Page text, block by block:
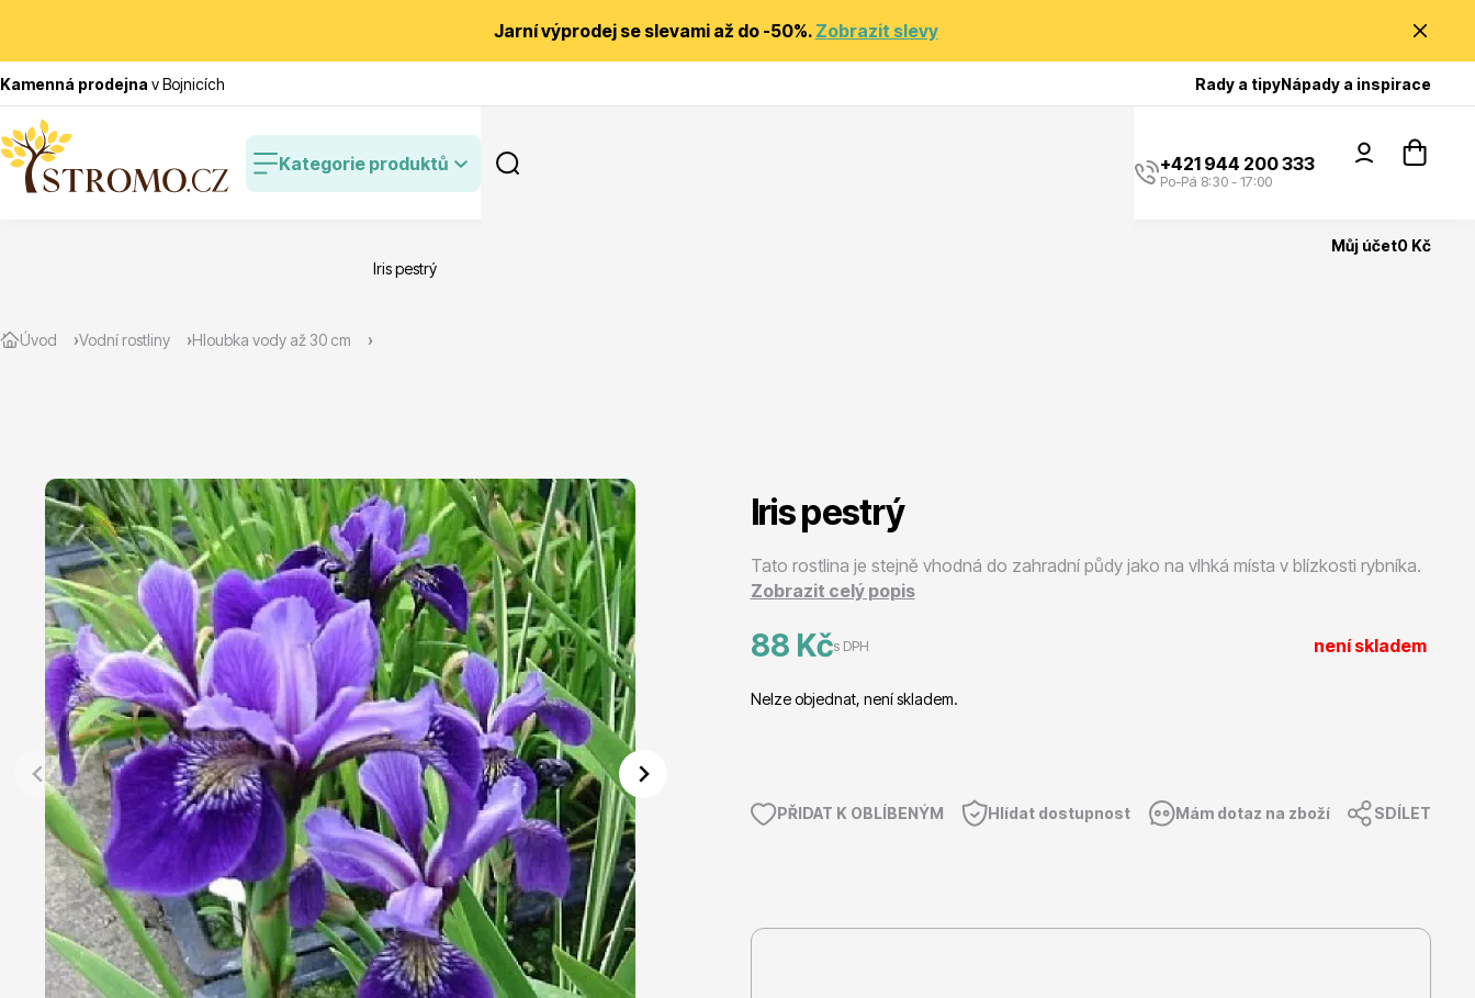
Jarní výprodej se slevami až do -50%. Zobrazit slevy
Kamenná prodejna v Bojnicích Rady a tipyNápady a inspirace
Kategorie produktů
Poradíme Vám?
+421 944 200 333
Po-Pá 8:30 - 17:00
Můj účet0 Kč
Zlevněné
Jehličnany
Vřesovištní rostliny
Vánoční stromky v květináčích a
řezané
Vzrostlé stromy
Nářadí, příslušenství
Postřiky, přípravky
Trvalky
Úvod Vodní rostliny Hloubka vody až 30 cm
Iris pestrý
Iris pestrý
Tato rostlina je stejně vhodná do zahradní půdy jako na vlhká místa v blízkosti rybníka.
Zobrazit celý popis
88 Kčs DPH není skladem
Nelze objednat, není skladem.
PŘIDAT K OBLÍBENÝM Hlídat dostupnost Mám dotaz na zboží SDÍLET